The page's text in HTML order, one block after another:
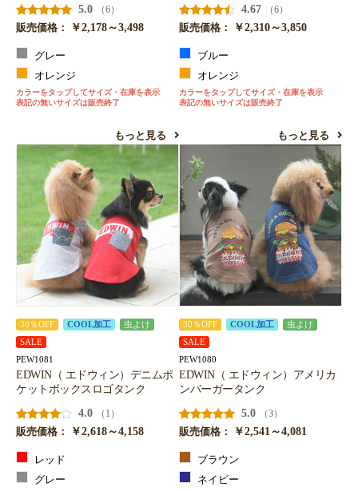
5.0
（6）
販売価格：
￥2,178～3,498
グレー
オレンジ
カラーをタップしてサイズ・在庫を表示
表記の無いサイズは販売終了
もっと見る
4.67
（6）
販売価格：
￥2,310～3,850
ブルー
オレンジ
カラーをタップしてサイズ・在庫を表示
表記の無いサイズは販売終了
もっと見る
30％OFF COOL加工
虫よけ
SALE
PEW1081
EDWIN（ エドウィン）デニムポ
ケットボックスロゴタンク
4.0
（1）
販売価格：
￥2,618～4,158
レッド
グレー
30％OFF COOL加工
虫よけ
SALE
PEW1080
EDWIN（ エドウィン）アメリカ
ンバーガータンク
5.0
（3）
販売価格：
￥2,541～4,081
ブラウン
ネイビー